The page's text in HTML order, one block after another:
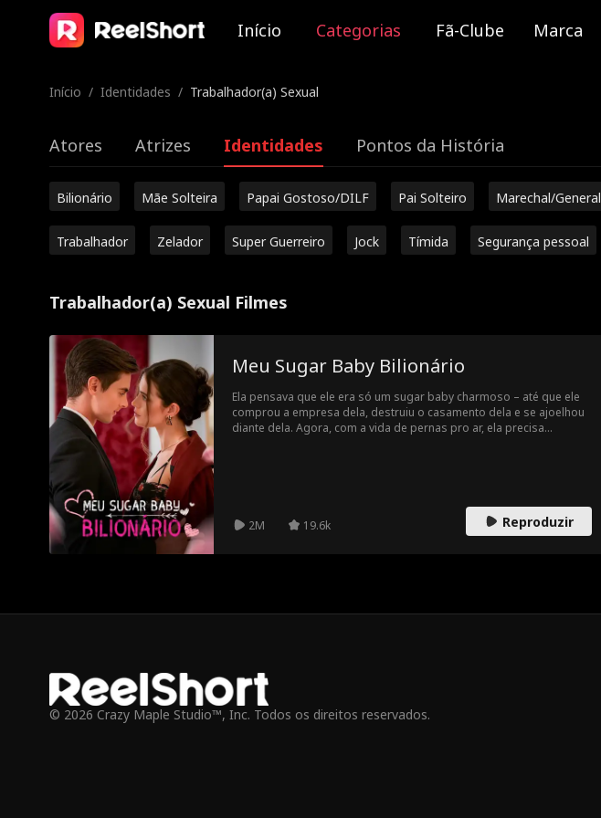
Início Categorias Fã-Clube Marca
Início / Identidades / Trabalhador(a) Sexual
Atores Atrizes Identidades Pontos da História
Bilionário Mãe Solteira Papai Gostoso/DILF Pai Solteiro Marechal/General
Trabalhador Zelador Super Guerreiro Jock Tímida Segurança pessoal
Trabalhador(a) Sexual Filmes
Meu Sugar Baby Bilionário
Ela pensava que ele era só um sugar baby charmoso – até que ele
comprou a empresa dela, destruiu o casamento dela e se ajoelhou
diante dela. Agora, com a vida de pernas pro ar, ela precisa
2M 19.6k Reproduzir
© 2026 Crazy Maple Studio™, Inc. Todos os direitos reservados.